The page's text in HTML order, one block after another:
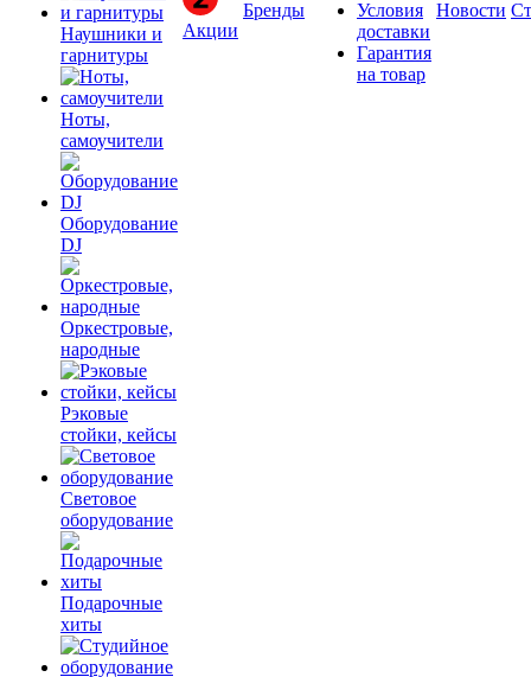
Наушники и
гарнитуры
Ноты,
самоучители
Оборудование
DJ
Оркестровые,
народные
Рэковые
стойки, кейсы
Световое
оборудование
Подарочные
хиты
Акции
Бренды
Условия
доставки
Гарантия
на товар
Новости